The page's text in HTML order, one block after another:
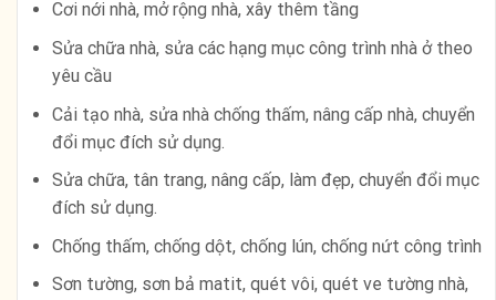
Cơi nới nhà, mở rộng nhà, xây thêm tầng
Sửa chữa nhà, sửa các hạng mục công trình nhà ở theo
yêu cầu
Cải tạo nhà, sửa nhà chống thấm, nâng cấp nhà, chuyển
đổi mục đích sử dụng.
Sửa chữa, tân trang, nâng cấp, làm đẹp, chuyển đổi mục
đích sử dụng.
Chống thấm, chống dột, chống lún, chống nứt công trình
Sơn tường, sơn bả matit, quét vôi, quét ve tường nhà,